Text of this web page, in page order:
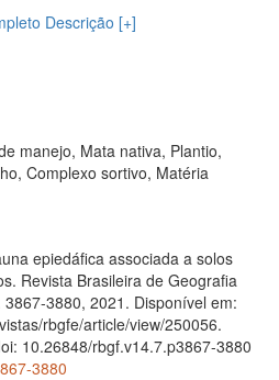
superficial do solo. A análise
diversidade, riqueza e frequência
variadas. Os resultados mostraram
e diversidade da
sistemas de manejo, com
áreas de reserva legal, eucalipto
e reserva, eucalipto e pastagem no
como Cfa subtropical
Vermelho. A análise totalizou 6
de dados está organizada por
sobre o número de
frequência relativa, parâmetros
(2024-10-30)
Descrição [+]
manejo, Mata nativa, Plantio,
Complexo sortivo, Matéria
epiedáfica associada a solos
Revista Brasileira de Geografia
3880, 2021. Disponível em:
rbgfe/article/view/250056.
10.26848/rbgf.v14.7.p3867-3880
3880